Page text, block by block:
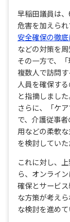
早稲田議員は
危害を加えら
安全確保の徹
などの対策を
その一方で、
複数人で訪問
人員を確保す
と指摘しました
さらに、「ケ
で、介護従事
用などの柔軟
を検討してい
これに対し、
ら、オンライ
確保とサービ
な方策が考え
な検討を進め